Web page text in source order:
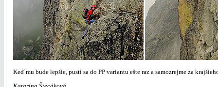
Keď mu bude lepšie, pustí sa do PP variantu ešte raz a samozrejme za